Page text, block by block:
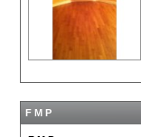
F M P